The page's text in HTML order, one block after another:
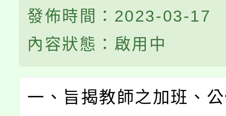
發佈時間：2023-03-17
內容狀態：啟用中
一、旨揭教師之加班、